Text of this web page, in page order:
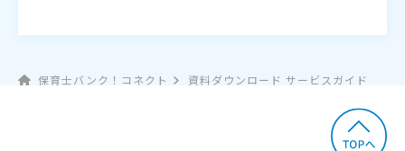
保育士バンク！コネクト 資料ダウンロード サービスガイド